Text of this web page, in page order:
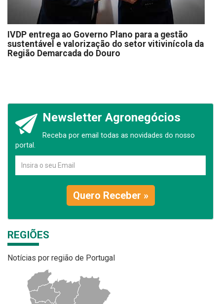
IVDP entrega ao Governo Plano para a gestão
sustentável e valorização do setor vitivinícola da
Região Demarcada do Douro
Newsletter Agronegócios
Receba por email todas as novidades do nosso
portal.
Quero Receber »
REGIÕES
Notícias por região de Portugal